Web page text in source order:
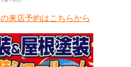
来店予約はこちらから